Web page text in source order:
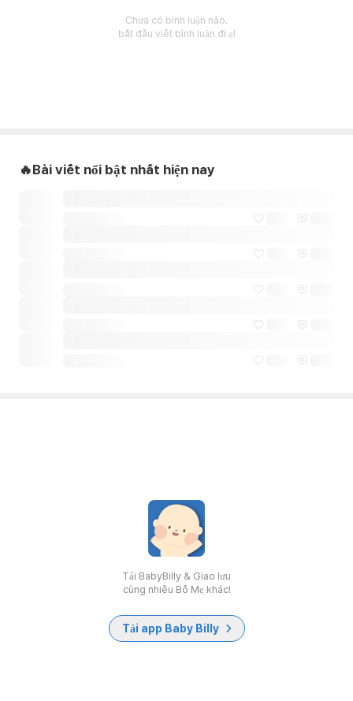
Chưa có bình luận nào.
bắt đầu viết bình luận đi ạ!
🔥Bài viết nổi bật nhất hiện nay
Tải BabyBilly & Giao lưu
cùng nhiều Bố Mẹ khác!
Tải app Baby Billy